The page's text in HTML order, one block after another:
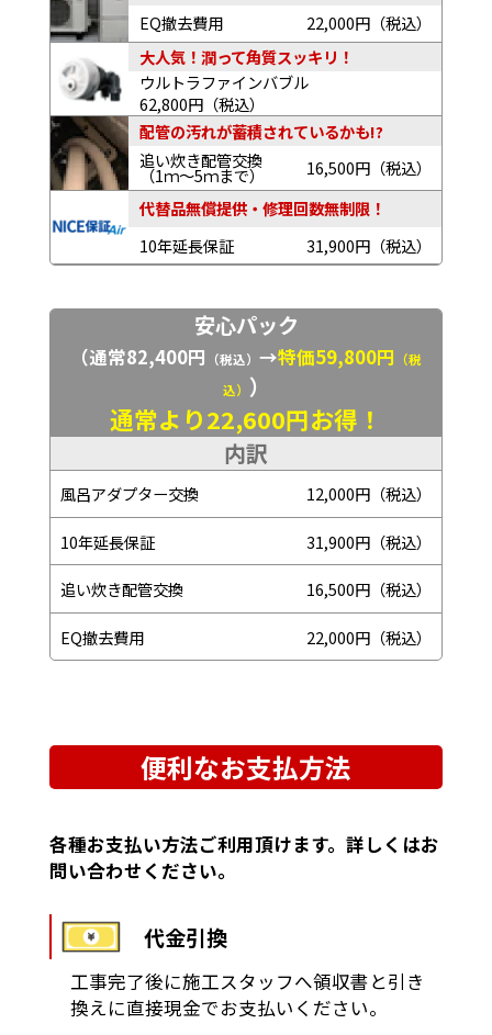
EQ撤去費用
22,000円（税込）
大人気！潤って角質スッキリ！
ウルトラファインバブル
62,800円（税込）
配管の汚れが蓄積されているかも!?
追い炊き配管交換
（1ｍ～5ｍまで）
16,500円（税込）
代替品無償提供・修理回数無制限！
10年延長保証
31,900円（税込）
安心パック
（通常82,400円 （税込） →特価59,800円
（税
込） ）
通常より22,600円お得！
内訳
風呂アダプター交換 12,000円（税込）
10年延長保証 31,900円（税込）
追い炊き配管交換 16,500円（税込）
EQ撤去費用 22,000円（税込）
便利なお支払方法
各種お支払い方法ご利用頂けます。詳しくはお
問い合わせください。
代金引換
工事完了後に施工スタッフへ領収書と引き
換えに直接現金でお支払いください。